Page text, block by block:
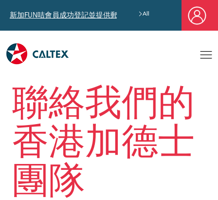
新加FUN咭會員成功登記並提供郵寄地址，即享獨家迎新汽油優
All
聯絡我們的
香港加德士
團隊